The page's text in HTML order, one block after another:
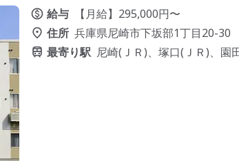
給与
【月給】295,000円〜
住所 兵庫県尼崎市下坂部1丁目20-30
最寄り駅 尼崎(ＪＲ)、塚口(ＪＲ)、園